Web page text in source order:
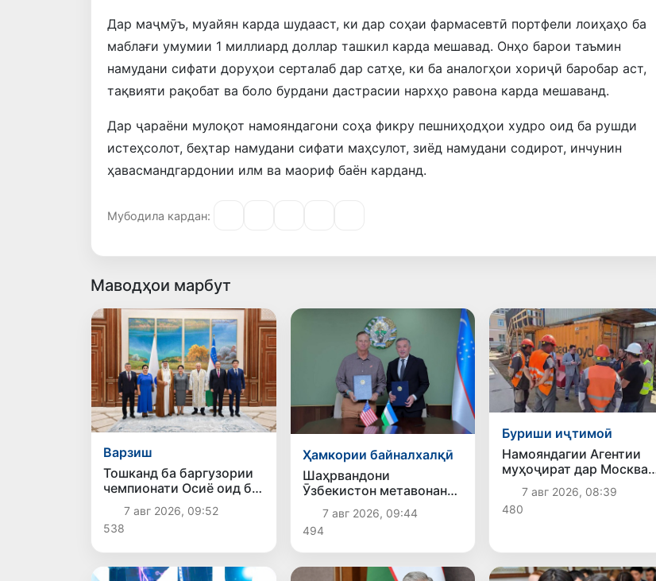
Дар маҷмӯъ, муайян карда шудааст, ки дар соҳаи фармасевтӣ портфели лоиҳаҳо ба
маблағи умумии 1 миллиард доллар ташкил карда мешавад. Онҳо барои таъмин
намудани сифати доруҳои серталаб дар сатҳе, ки ба аналогҳои хориҷӣ баробар аст,
тақвияти рақобат ва боло бурдани дастрасии нархҳо равона карда мешаванд.
Дар ҷараёни мулоқот намояндагони соҳа фикру пешниҳодҳои худро оид ба рушди
истеҳсолот, беҳтар намудани сифати маҳсулот, зиёд намудани содирот, инчунин
ҳавасмандгардонии илм ва маориф баён карданд.
Мубодила кардан:
Маводҳои марбут
Варзиш
Тошканд ба баргузории
чемпионати Осиё оид ба
вазнабардорӣ омодагӣ
мебинад
7 авг 2026, 09:52
538
Ҳамкории байналхалқӣ
Шаҳрвандони
Ӯзбекистон метавонанд
дар доираи барномаи H-
2A ба корҳои мавсимии
кишоварзӣ дар ИМА
сафарбар шаванд
7 авг 2026, 09:44
494
Буриши иҷтимоӣ
Намояндагии Агентии
муҳоҷират дар Москва
моҳи июл ба зиёда аз 1,8
ҳазор шаҳрванди
Ӯзбекистон кумак
7 авг 2026, 08:39
480